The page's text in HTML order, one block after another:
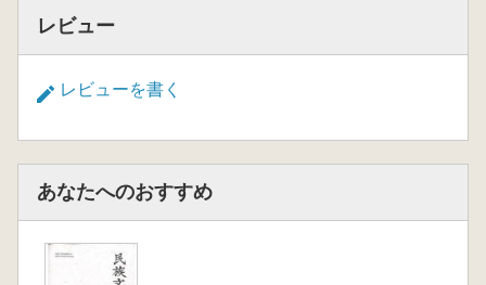
レビュー
レビューを書く
あなたへのおすすめ